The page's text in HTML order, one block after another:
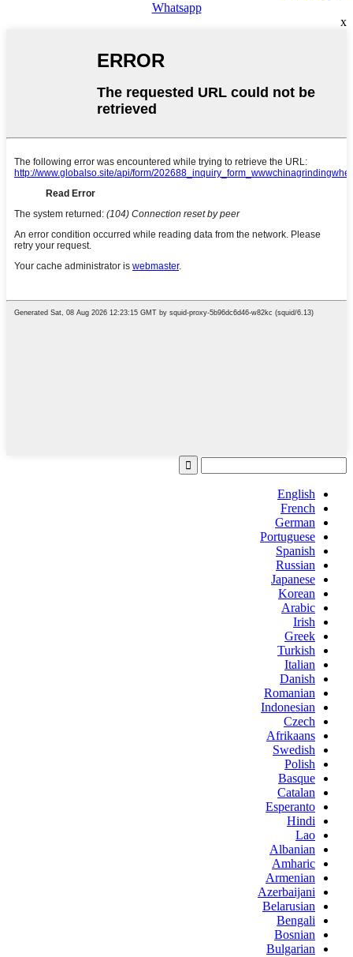
Whatsapp
x
English
French
German
Portuguese
Spanish
Russian
Japanese
Korean
Arabic
Irish
Greek
Turkish
Italian
Danish
Romanian
Indonesian
Czech
Afrikaans
Swedish
Polish
Basque
Catalan
Esperanto
Hindi
Lao
Albanian
Amharic
Armenian
Azerbaijani
Belarusian
Bengali
Bosnian
Bulgarian